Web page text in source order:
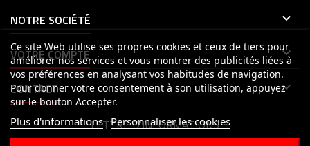
NOTRE SOCIÉTÉ 
VOTRE COMPTE 
CONTACT 
Ce site Web utilise ses propres cookies et ceux de tiers pour
améliorer nos services et vous montrer des publicités liées à
vos préférences en analysant vos habitudes de navigation.
Pour donner votre consentement à son utilisation, appuyez
sur le bouton Accepter.
Plus d'informations Personnaliser les cookies
LETTRE D'INFORMATIONS